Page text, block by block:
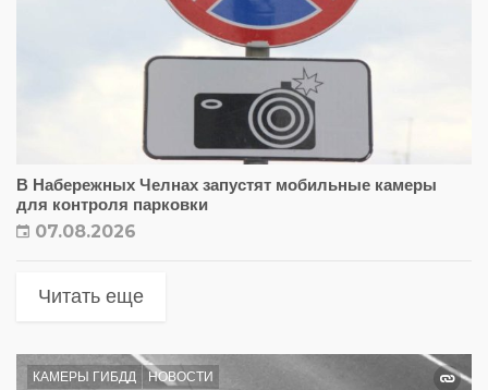
В Набережных Челнах запустят мобильные камеры
для контроля парковки
07.08.2026
Читать еще
КАМЕРЫ ГИБДД НОВОСТИ